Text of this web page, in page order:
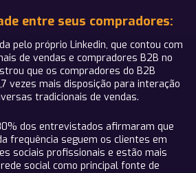
entre seus compradores:
pelo próprio Linkedin, que contou com
de vendas e compradores B2B no
que os compradores do B2B
vezes mais disposição para interação
tradicionais de vendas.
dos entrevistados afirmaram que
frequência seguem os clientes em
sociais profissionais e estão mais
social como principal fonte de